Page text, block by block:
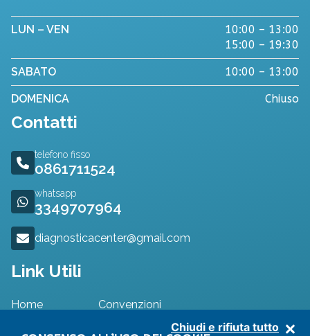
Chiudi e rifiuta tutto
LUN – VEN
10:00 – 13:00
15:00 – 19:30
SABATO 10:00 – 13:00
DOMENICA Chiuso
Contatti
telefono fisso
0861711524
whatsapp
3349707964
diagnosticacenter@gmail.com
Link Utili
Home
Approfondimenti
Convenzioni
Contatti